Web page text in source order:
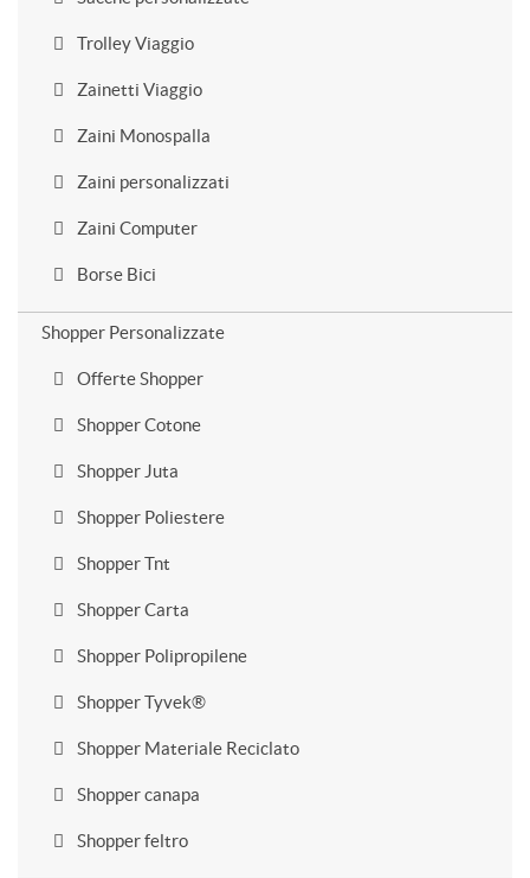
Trolley Viaggio
Zainetti Viaggio
Zaini Monospalla
Zaini personalizzati
Zaini Computer
Borse Bici
Shopper Personalizzate
Offerte Shopper
Shopper Cotone
Shopper Juta
Shopper Poliestere
Shopper Tnt
Shopper Carta
Shopper Polipropilene
Shopper Tyvek®
Shopper Materiale Reciclato
Shopper canapa
Shopper feltro